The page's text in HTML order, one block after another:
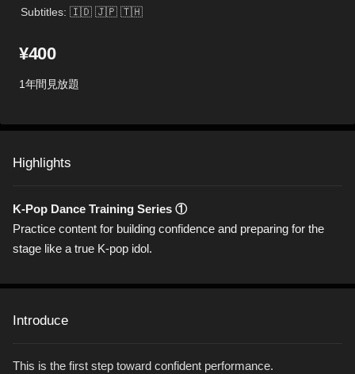
Subtitles: 🇮🇩 🇯🇵 🇹🇭
¥400
1年間見放題
Highlights
K-Pop Dance Training Series ①
Practice content for building confidence and preparing for the
stage like a true K-pop idol.
Introduce
This is the first step toward confident performance.